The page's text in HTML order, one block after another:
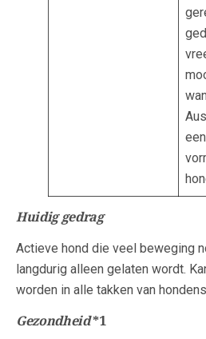
Huidig gedrag
Actieve hond die veel beweging
langdurig alleen gelaten wordt.
worden in alle takken van
Gezondheid*1